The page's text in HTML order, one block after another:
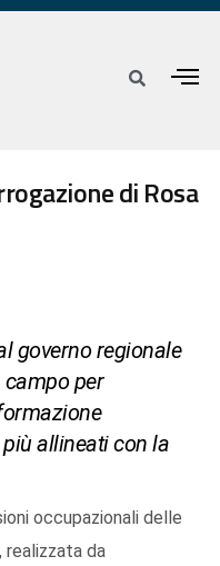
di Rosa
governo regionale
campo per
allineati con la
occupazionali delle
realizzata da